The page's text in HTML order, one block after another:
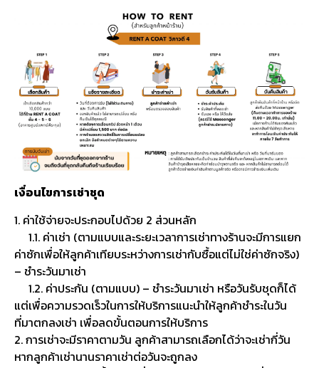
เงื่อนไขการเช่าชุด
1. ค่าใช้จ่ายจะประกอบไปด้วย 2 ส่วนหลัก
1.1. ค่าเช่า (ตามแบบและระยะเวลาการเช่าทางร้านจะมีการแยก
ค่าซักเพื่อให้ลูกค้าเทียบระหว่างการเช่ากับซื้อแต่ไม่ใช่ค่าซักจริง)
– ชำระวันมาเช่า
1.2. ค่าประกัน (ตามแบบ) – ชำระวันมาเช่า หรือวันรับชุดก็ได้
แต่เพื่อความรวดเร็วในการให้บริการแนะนำให้ลูกค้าชำระในวัน
ที่มาตกลงเช่า เพื่อลดขั้นตอนการให้บริการ
2. การเช่าจะมีราคาตามวัน ลูกค้าสามารถเลือกได้ว่าจะเช่ากี่วัน
หากลูกค้าเช่านานราคาเช่าต่อวันจะถูกลง